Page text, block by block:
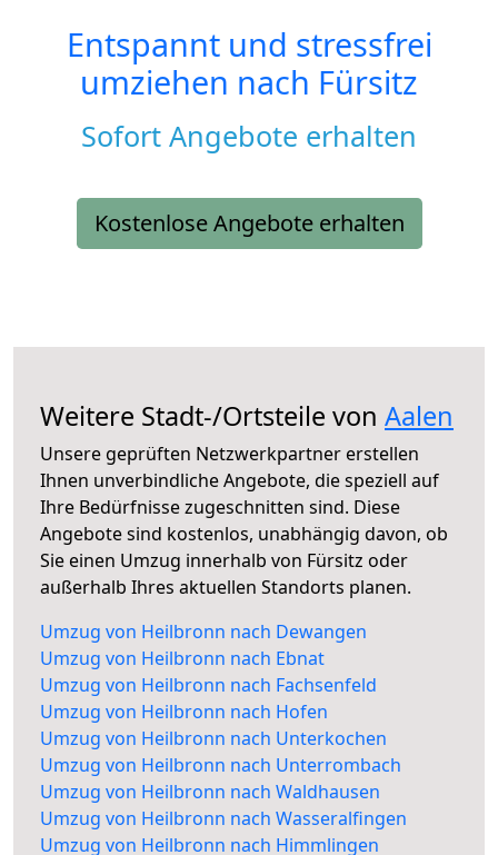
Entspannt und stressfrei
umziehen nach Fürsitz
Sofort Angebote erhalten
Kostenlose Angebote erhalten
Weitere Stadt-/Ortsteile von Aalen
Unsere geprüften Netzwerkpartner erstellen
Ihnen unverbindliche Angebote, die speziell auf
Ihre Bedürfnisse zugeschnitten sind. Diese
Angebote sind kostenlos, unabhängig davon, ob
Sie einen Umzug innerhalb von Fürsitz oder
außerhalb Ihres aktuellen Standorts planen.
Umzug von Heilbronn nach Dewangen
Umzug von Heilbronn nach Ebnat
Umzug von Heilbronn nach Fachsenfeld
Umzug von Heilbronn nach Hofen
Umzug von Heilbronn nach Unterkochen
Umzug von Heilbronn nach Unterrombach
Umzug von Heilbronn nach Waldhausen
Umzug von Heilbronn nach Wasseralfingen
Umzug von Heilbronn nach Himmlingen